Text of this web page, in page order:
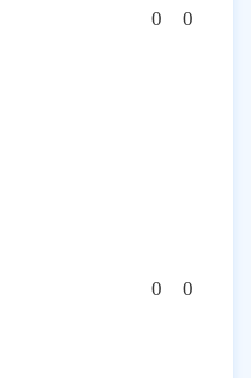
0 0
0 0